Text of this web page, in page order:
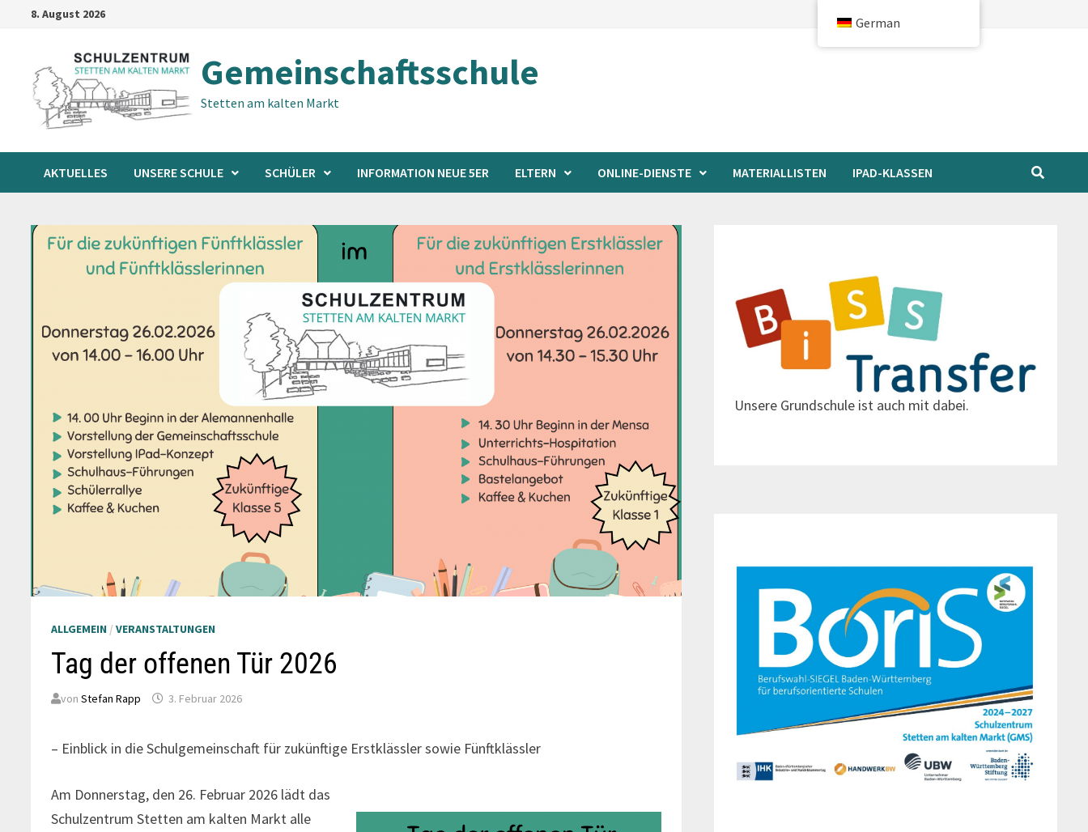
8. August 2026
Gemeinschaftsschule
Stetten am kalten Markt
AKTUELLES UNSERE SCHULE SCHÜLER INFORMATION NEUE 5ER ELTERN ONLINE-DIENSTE MATERIALLISTEN IPAD-KLASSEN
ALLGEMEIN /VERANSTALTUNGEN
Tag der offenen Tür 2026
vonStefan Rapp 3. Februar 2026
– Einblick in die Schulgemeinschaft für zukünftige Erstklässler sowie Fünftklässler
Am Donnerstag, den 26. Februar 2026 lädt das
Schulzentrum Stetten am kalten Markt alle
Unsere Grundschule ist auch mit dabei.
German